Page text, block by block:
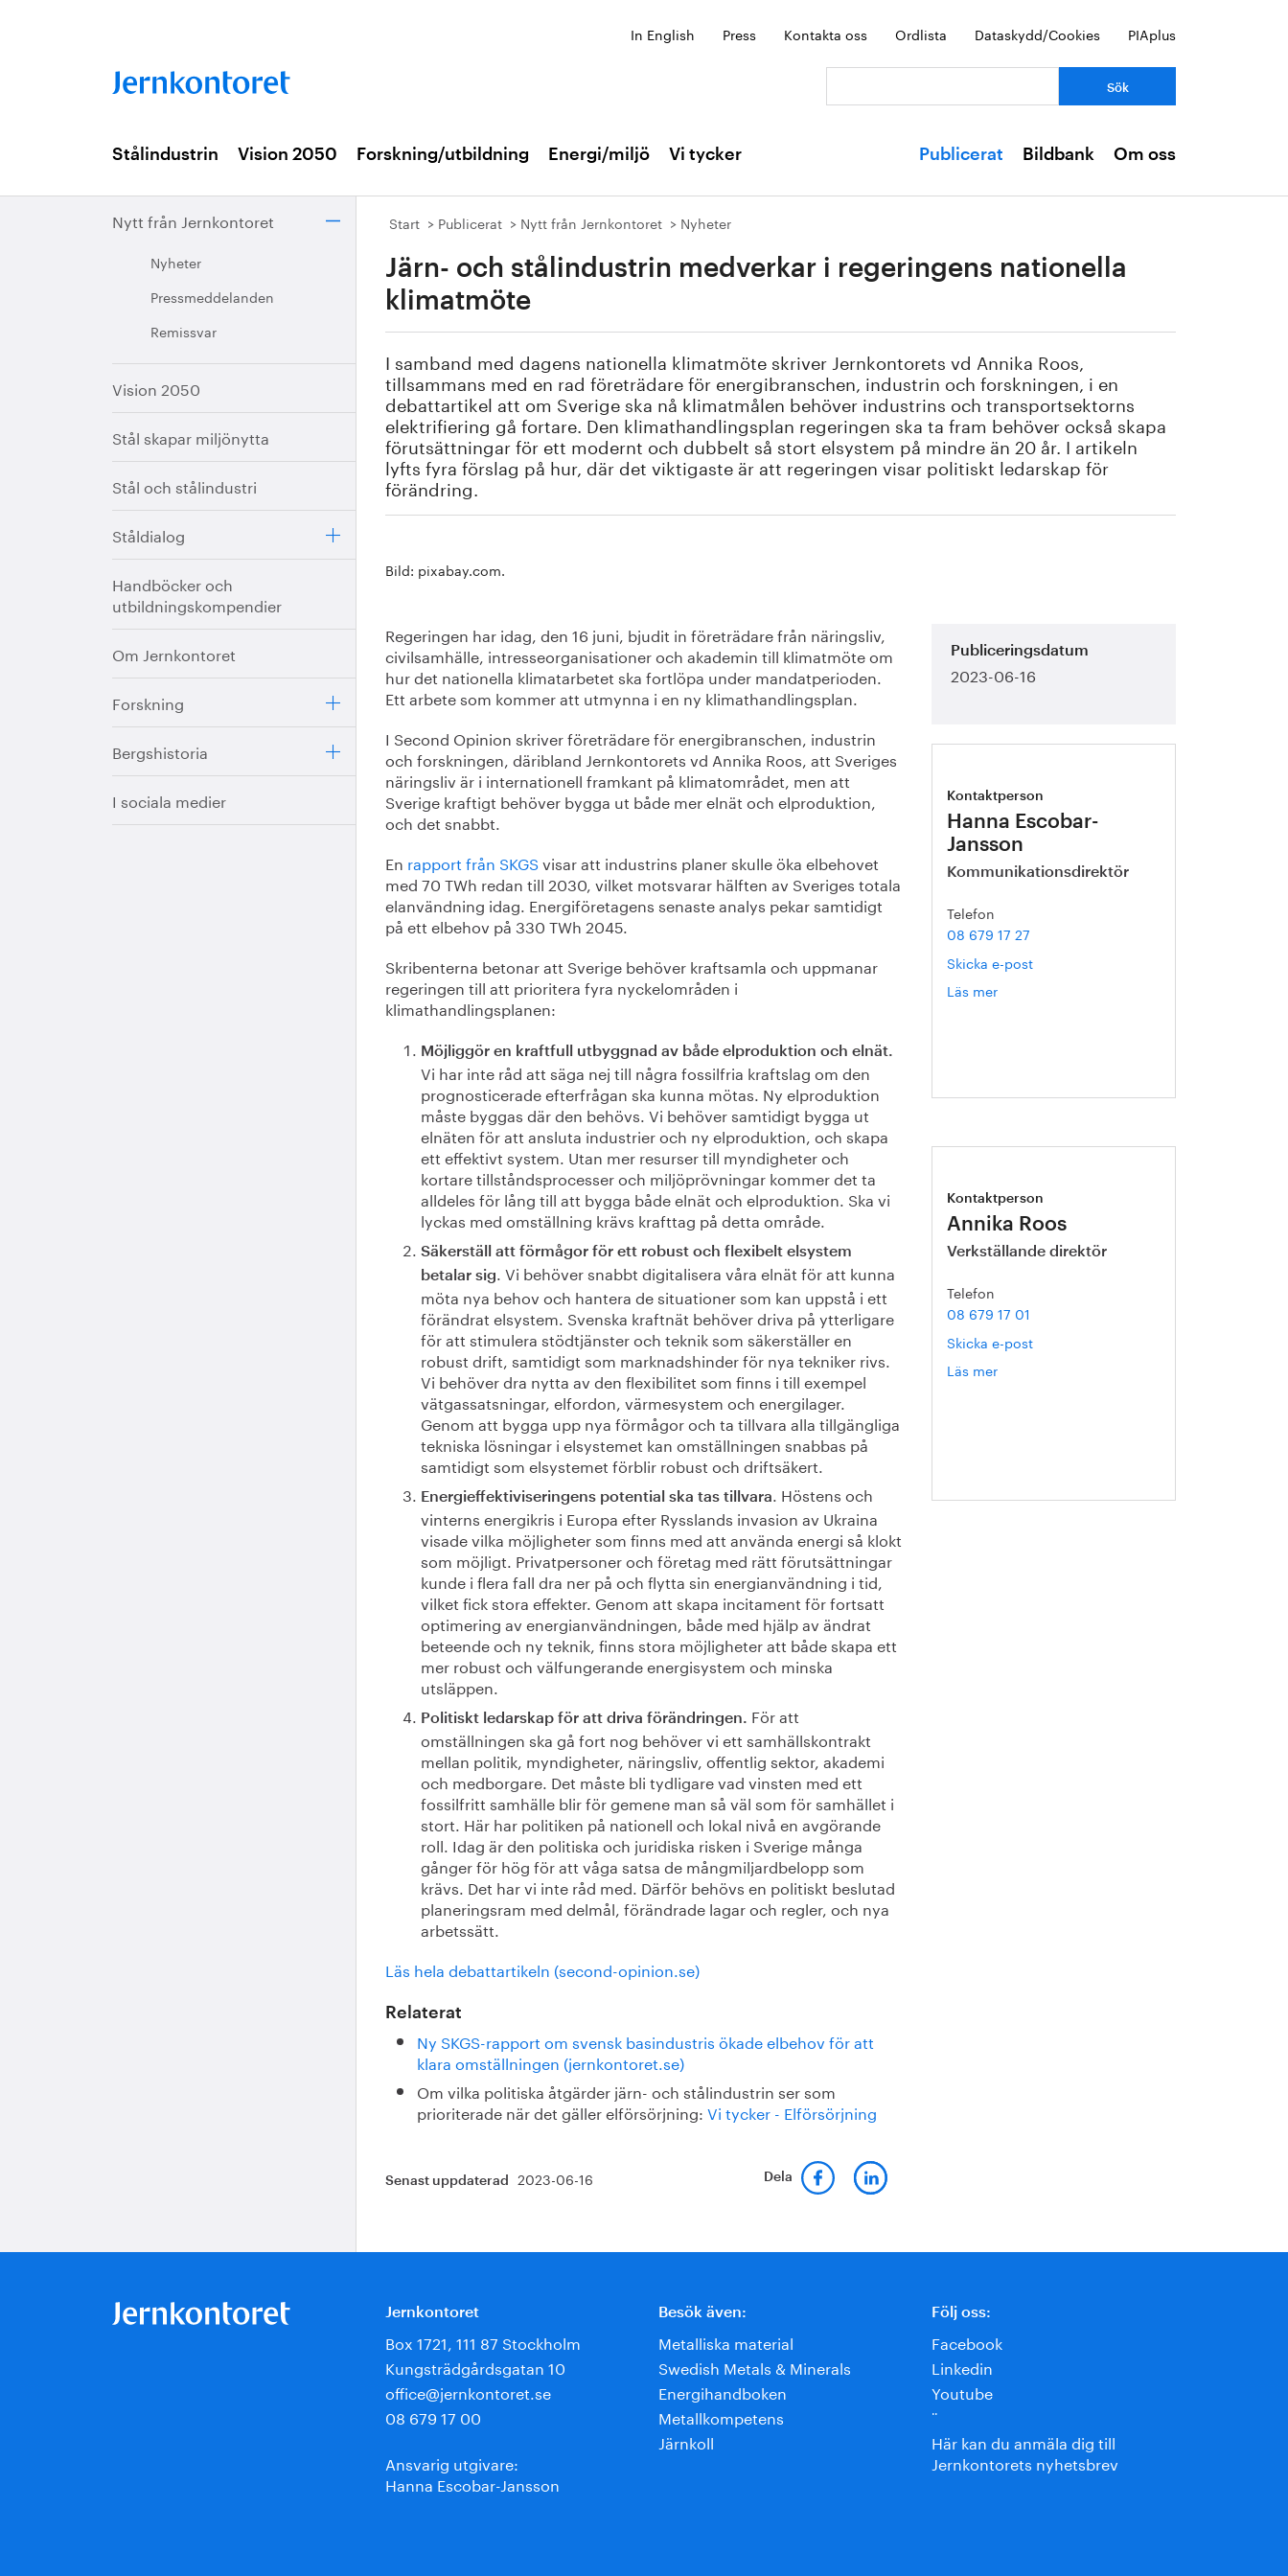
In English Press Kontakta oss Ordlista Dataskydd/Cookies PIAplus
Stålindustrin Vision 2050 Forskning/utbildning Energi/miljö Vi tycker Publicerat Bildbank Om oss
Nytt från Jernkontoret
Nyheter
Pressmeddelanden
Remissvar
Vision 2050
Stål skapar miljönytta
Stål och stålindustri
Ståldialog
Handböcker och
utbildningskompendier
Om Jernkontoret
Forskning
Bergshistoria
I sociala medier
Start Publicerat Nytt från Jernkontoret Nyheter
Järn- och stålindustrin medverkar i regeringens nationella
klimatmöte
I samband med dagens nationella klimatmöte skriver Jernkontorets vd Annika Roos,
tillsammans med en rad företrädare för energibranschen, industrin och forskningen, i en
debattartikel att om Sverige ska nå klimatmålen behöver industrins och transportsektorns
elektrifiering gå fortare. Den klimathandlingsplan regeringen ska ta fram behöver också skapa
förutsättningar för ett modernt och dubbelt så stort elsystem på mindre än 20 år. I artikeln
lyfts fyra förslag på hur, där det viktigaste är att regeringen visar politiskt ledarskap för
förändring.
Bild: pixabay.com.
Regeringen har idag, den 16 juni, bjudit in företrädare från näringsliv,
civilsamhälle, intresseorganisationer och akademin till klimatmöte om
hur det nationella klimatarbetet ska fortlöpa under mandatperioden.
Ett arbete som kommer att utmynna i en ny klimathandlingsplan.
I Second Opinion skriver företrädare för energibranschen, industrin
och forskningen, däribland Jernkontorets vd Annika Roos, att Sveriges
näringsliv är i internationell framkant på klimatområdet, men att
Sverige kraftigt behöver bygga ut både mer elnät och elproduktion,
och det snabbt.
En rapport från SKGSvisar att industrins planer skulle öka elbehovet
med 70 TWh redan till 2030, vilket motsvarar hälften av Sveriges totala
elanvändning idag. Energiföretagens senaste analys pekar samtidigt
på ett elbehov på 330 TWh 2045.
Skribenterna betonar att Sverige behöver kraftsamla och uppmanar
regeringen till att prioritera fyra nyckelområden i
klimathandlingsplanen:
Möjliggör en kraftfull utbyggnad av både elproduktion och elnät.
Vi har inte råd att säga nej till några fossilfria kraftslag om den
prognosticerade efterfrågan ska kunna mötas. Ny elproduktion
måste byggas där den behövs. Vi behöver samtidigt bygga ut
elnäten för att ansluta industrier och ny elproduktion, och skapa
ett effektivt system. Utan mer resurser till myndigheter och
kortare tillståndsprocesser och miljöprövningar kommer det ta
alldeles för lång till att bygga både elnät och elproduktion. Ska vi
lyckas med omställning krävs krafttag på detta område.
Säkerställ att förmågor för ett robust och flexibelt elsystem
betalar sig. Vi behöver snabbt digitalisera våra elnät för att kunna
möta nya behov och hantera de situationer som kan uppstå i ett
förändrat elsystem. Svenska kraftnät behöver driva på ytterligare
för att stimulera stödtjänster och teknik som säkerställer en
robust drift, samtidigt som marknadshinder för nya tekniker rivs.
Vi behöver dra nytta av den flexibilitet som finns i till exempel
vätgassatsningar, elfordon, värmesystem och energilager.
Genom att bygga upp nya förmågor och ta tillvara alla tillgängliga
tekniska lösningar i elsystemet kan omställningen snabbas på
samtidigt som elsystemet förblir robust och driftsäkert.
Energieffektiviseringens potential ska tas tillvara. Höstens och
vinterns energikris i Europa efter Rysslands invasion av Ukraina
visade vilka möjligheter som finns med att använda energi så klokt
som möjligt. Privatpersoner och företag med rätt förutsättningar
kunde i flera fall dra ner på och flytta sin energianvändning i tid,
vilket fick stora effekter. Genom att skapa incitament för fortsatt
optimering av energianvändningen, både med hjälp av ändrat
beteende och ny teknik, finns stora möjligheter att både skapa ett
mer robust och välfungerande energisystem och minska
utsläppen.
Politiskt ledarskap för att driva förändringen. För att
omställningen ska gå fort nog behöver vi ett samhällskontrakt
mellan politik, myndigheter, näringsliv, offentlig sektor, akademi
och medborgare. Det måste bli tydligare vad vinsten med ett
fossilfritt samhälle blir för gemene man så väl som för samhället i
stort. Här har politiken på nationell och lokal nivå en avgörande
roll. Idag är den politiska och juridiska risken i Sverige många
gånger för hög för att våga satsa de mångmiljardbelopp som
krävs. Det har vi inte råd med. Därför behövs en politiskt beslutad
planeringsram med delmål, förändrade lagar och regler, och nya
arbetssätt.
Läs hela debattartikeln (second-opinion.se)
Relaterat
Ny SKGS-rapport om svensk basindustris ökade elbehov för att
klara omställningen (jernkontoret.se)
Om vilka politiska åtgärder järn- och stålindustrin ser som
prioriterade när det gäller elförsörjning: Vi tycker - Elförsörjning
Senast uppdaterad 2023-06-16 Dela
Publiceringsdatum
2023-06-16
Kontaktperson
Hanna Escobar-
Jansson
Kommunikationsdirektör
Telefon
08 679 17 27
Skicka e-post
Läs mer
Kontaktperson
Annika Roos
Verkställande direktör
Telefon
08 679 17 01
Skicka e-post
Läs mer
Jernkontoret
Box 1721, 111 87 Stockholm
Kungsträdgårdsgatan 10
office@jernkontoret.se
08 679 17 00
Ansvarig utgivare:
Hanna Escobar-Jansson
Besök även:
Metalliska material
Swedish Metals & Minerals
Energihandboken
Metallkompetens
Järnkoll
Följ oss:
Facebook
Linkedin
Youtube
¨
Här kan du anmäla dig till
Jernkontorets nyhetsbrev